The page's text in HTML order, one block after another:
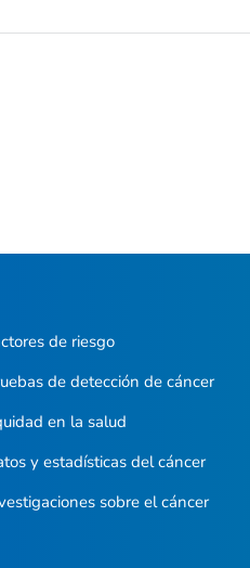
de riesgo
de detección de cáncer
en la salud
y estadísticas del cáncer
sobre el cáncer